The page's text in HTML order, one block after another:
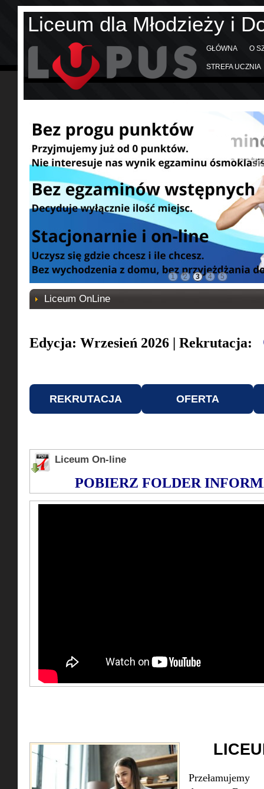
GŁÓWNA O
STREFA UCZNIA
Liceum dla Młodzieży i
1 2 3 4 5
Liceum OnLine
Edycja: Wrzesień 2026 | Rekrutacja:
REKRUTACJA OFERTA
Liceum On-line
POBIERZ FOLDER